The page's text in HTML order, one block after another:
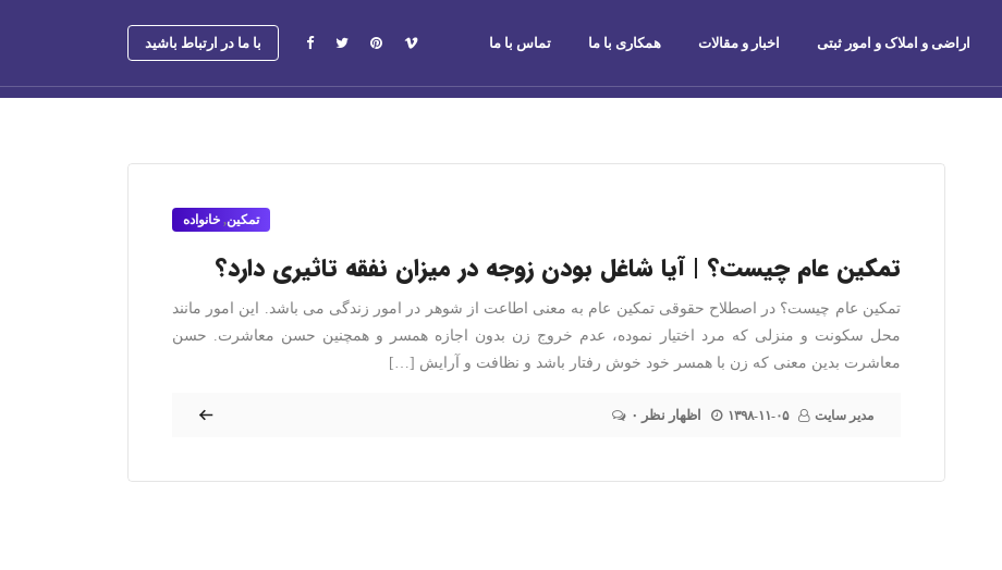
با ما در ارتباط باشید اراضی و املاک و امور ثبتی اخبار و مقالات همکاری با ما تماس با ما
تمکین, خانواده
تمکین عام چیست؟ | آیا شاغل بودن زوجه در میزان نفقه تاثیری دارد؟
تمکین عام چیست؟ در اصطلاح حقوقی تمکین عام به معنی اطاعت از شوهر در امور زندگی می باشد. این امور مانند
محل سکونت و منزلی که مرد اختیار نموده، عدم خروج زن بدون اجازه همسر و همچنین حسن معاشرت. حسن
معاشرت بدین معنی که زن با همسر خود خوش رفتار باشد و نظافت و آرایش […]
مدیر سایت ۱۳۹۸-۱۱-۰۵ ۰ اظهار نظر